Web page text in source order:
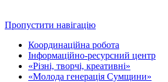
Пропустити навігацію
Координаційна робота
Інформаційно-ресурсний центр
«Різні, творчі, креативні»
«Молода генерація Сумщини»